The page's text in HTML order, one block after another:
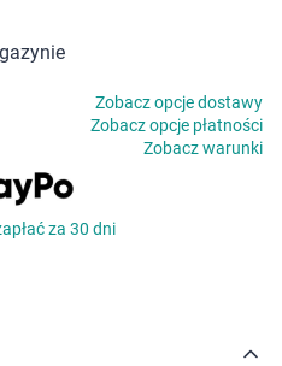
Zobacz opcje dostawy
Zobacz opcje płatności
Zobacz warunki
za 30 dni